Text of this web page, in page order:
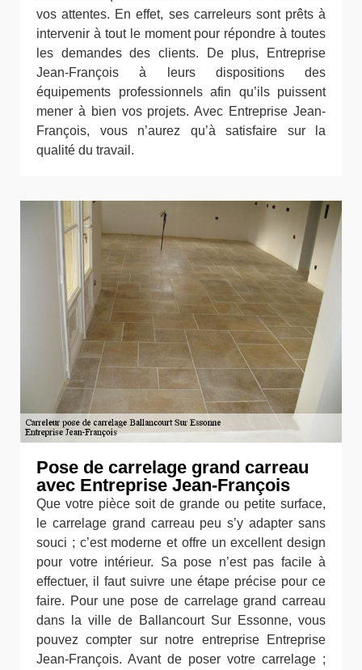
vos attentes. En effet, ses carreleurs sont prêts à
intervenir à tout le moment pour répondre à toutes
les demandes des clients. De plus, Entreprise
Jean-François à leurs dispositions des
équipements professionnels afin qu’ils puissent
mener à bien vos projets. Avec Entreprise Jean-
François, vous n’aurez qu’à satisfaire sur la
qualité du travail.
Pose de carrelage grand carreau
avec Entreprise Jean-François
Que votre pièce soit de grande ou petite surface,
le carrelage grand carreau peu s’y adapter sans
souci ; c’est moderne et offre un excellent design
pour votre intérieur. Sa pose n’est pas facile à
effectuer, il faut suivre une étape précise pour ce
faire. Pour une pose de carrelage grand carreau
dans la ville de Ballancourt Sur Essonne, vous
pouvez compter sur notre entreprise Entreprise
Jean-François. Avant de poser votre carrelage ;